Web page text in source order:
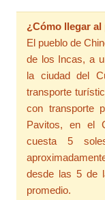
¿Cómo llegar
El pueblo de
de los Incas, a
la ciudad del
transporte
con transporte
Pavitos, en el
cuesta 5
desde las 5 de
promedio.